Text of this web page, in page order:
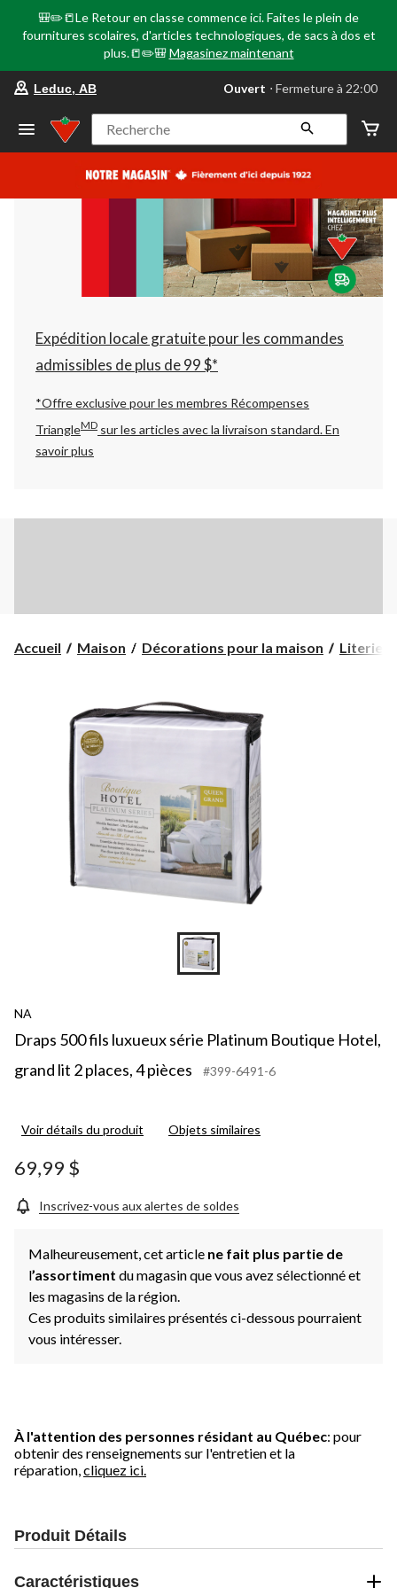
🎒✏️📒Le Retour en classe commence ici. Faites le plein de
fournitures scolaires, d'articles technologiques, de sacs à dos et
plus.📒✏️🎒 Magasinez maintenant
votre
préféré
Leduc,
AB,
courament
Fermeture
à
22:00
cliquer
pour
changer
Leduc, AB Ouvert ⋅ Fermeture à 22:00
Recherche
Expédition locale gratuite pour les commandes
admissibles de plus de 99 $*
*Offre exclusive pour les membres Récompenses
TriangleMD sur les articles avec la livraison standard.En
savoir plus
Accueil Maison Décorations pour la maison Literie
NA
Draps 500 fils luxueux série Platinum Boutique Hotel,
grand lit 2 places, 4 pièces
#399-6491-6
Voir détails du produit Objets similaires
69,99 $
Inscrivez-vous aux alertes de soldes
Malheureusement, cet article ne fait plus partie de
l’assortiment du magasin que vous avez sélectionné et
les magasins de la région.
Ces produits similaires présentés ci-dessous pourraient
vous intéresser.
À l'attention des personnes résidant au Québec: pour
obtenir des renseignements sur l'entretien et la
réparation, cliquez ici.
Produit Détails
Caractéristiques